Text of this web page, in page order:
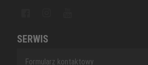
SERWIS
Formularz kontaktowy